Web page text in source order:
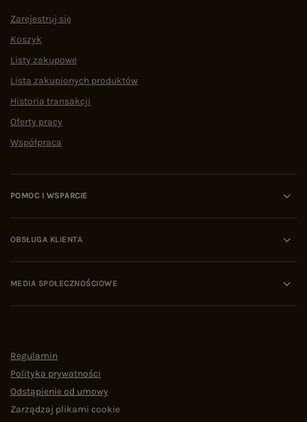
Zarejestruj się
Koszyk
Listy zakupowe
Lista zakupionych produktów
Historia transakcji
Oferty pracy
Współpraca
POMOC I WSPARCIE
OBSŁUGA KLIENTA
MEDIA SPOŁECZNOŚCIOWE
Regulamin
Polityka prywatności
Odstąpienie od umowy
Zarządzaj plikami cookie